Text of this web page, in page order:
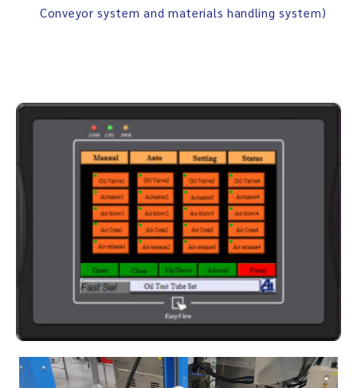
Conveyor system and materials handling system)